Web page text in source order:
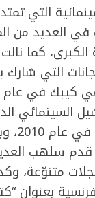
العديد من
الكبرى، كما
التي شارك
السينمائي
قرطاج
قدم سلهب
متنوّعة،
بعنوان